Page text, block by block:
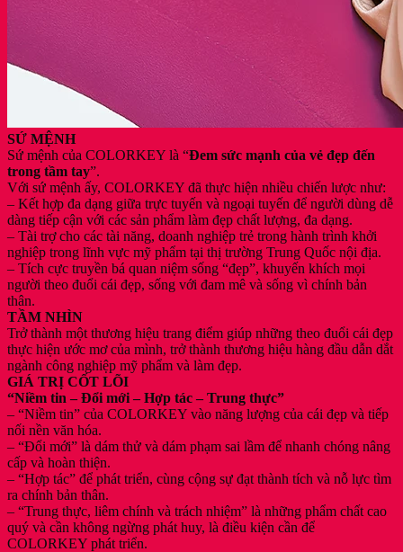
SỨ MỆNH
Sứ mệnh của COLORKEY là “Đem sức mạnh của vẻ đẹp đến
trong tầm tay”.
Với sứ mệnh ấy, COLORKEY đã thực hiện nhiều chiến lược như:
– Kết hợp đa dạng giữa trực tuyến và ngoại tuyến để người dùng dễ
dàng tiếp cận với các sản phẩm làm đẹp chất lượng, đa dạng.
– Tài trợ cho các tài năng, doanh nghiệp trẻ trong hành trình khởi
nghiệp trong lĩnh vực mỹ phẩm tại thị trường Trung Quốc nội địa.
– Tích cực truyền bá quan niệm sống “đẹp”, khuyến khích mọi
người theo đuổi cái đẹp, sống với đam mê và sống vì chính bản
thân.
TẦM NHÌN
Trở thành một thương hiệu trang điểm giúp những theo đuổi cái đẹp
thực hiện ước mơ của mình, trở thành thương hiệu hàng đầu dẫn dắt
ngành công nghiệp mỹ phẩm và làm đẹp.
GIÁ TRỊ CỐT LÕI
“Niềm tin – Đổi mới – Hợp tác – Trung thực”
– “Niềm tin” của COLORKEY vào năng lượng của cái đẹp và tiếp
nối nền văn hóa.
– “Đổi mới” là dám thử và dám phạm sai lầm để nhanh chóng nâng
cấp và hoàn thiện.
– “Hợp tác” để phát triển, cùng cộng sự đạt thành tích và nỗ lực tìm
ra chính bản thân.
– “Trung thực, liêm chính và trách nhiệm” là những phẩm chất cao
quý và cần không ngừng phát huy, là điều kiện cần để
COLORKEY phát triển.